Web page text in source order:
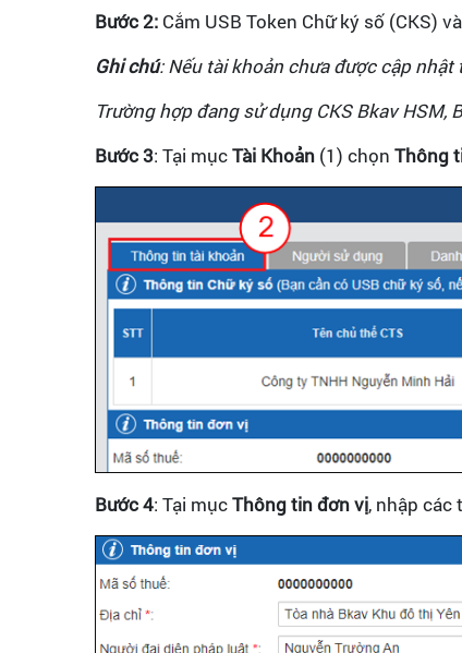
Bước 2: Cắm USB Token Chữ ký số (CKS)
Ghi chú: Nếu tài khoản chưa được cập
Trường hợp đang sử dụng CKS Bkav
Bước 3: Tại mụcTài Khoản (1) chọn Thông
Bước 4: Tại mụcThông tin đơn vị, nhập các